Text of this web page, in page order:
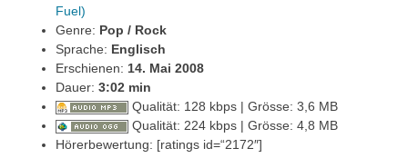
Fuel)
Genre: Pop / Rock
Sprache: Englisch
Erschienen: 14. Mai 2008
Dauer: 3:02 min
Qualität: 128 kbps | Grösse: 3,6 MB
Qualität: 224 kbps | Grösse: 4,8 MB
Hörerbewertung: [ratings id=“2172″]